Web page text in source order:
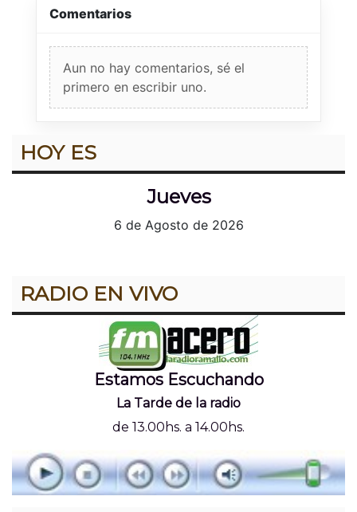
Comentarios
Aun no hay comentarios, sé el
primero en escribir uno.
HOY ES
Jueves
6 de Agosto de 2026
RADIO EN VIVO
Estamos Escuchando
La Tarde de la radio
de 13.00hs. a 14.00hs.